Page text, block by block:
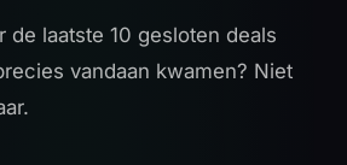
de laatste 10 gesloten deals
vandaan kwamen? Niet